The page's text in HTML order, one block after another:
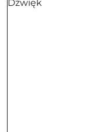
Dźwięk